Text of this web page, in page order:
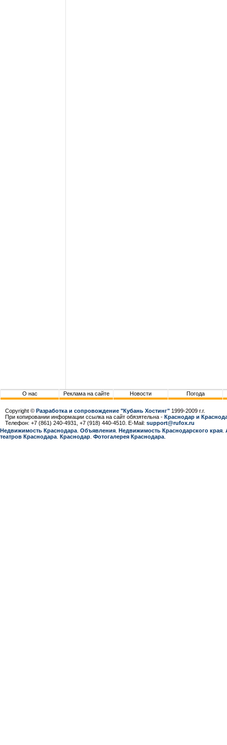
О нас Реклама на сайте Новости Погода
Copyright © Разработка и сопровождение "Кубань Хостинг" 1999-2009 г.г.
При копировании информации ссылка на сайт обязятельна - Краснодар и
Телефон: +7 (861) 240-4931, +7 (918) 440-4510. E-Mail: support@rufox.ru
Недвижимость Краснодара Объявления Недвижимость Краснодарcкого края
театров Краснодара Краснодар Фотогалерея Краснодара